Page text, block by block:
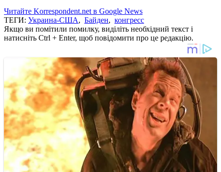
Читайте Korrespondent.net в Google News
ТЕГИ: Украина-США, Байден, конгресс
Якщо ви помітили помилку, виділіть необхідний текст і
натисніть Ctrl + Enter, щоб повідомити про це редакцію.